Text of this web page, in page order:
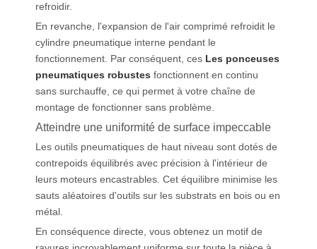
refroidir.
En revanche, l'expansion de l'air comprimé refroidit le
cylindre pneumatique interne pendant le
fonctionnement. Par conséquent, ces Les ponceuses
pneumatiques robustes fonctionnent en continu
sans surchauffe, ce qui permet à votre chaîne de
montage de fonctionner sans problème.
Atteindre une uniformité de surface impeccable
Les outils pneumatiques de haut niveau sont dotés de
contrepoids équilibrés avec précision à l'intérieur de
leurs moteurs encastrables. Cet équilibre minimise les
sauts aléatoires d'outils sur les substrats en bois ou en
métal.
En conséquence directe, vous obtenez un motif de